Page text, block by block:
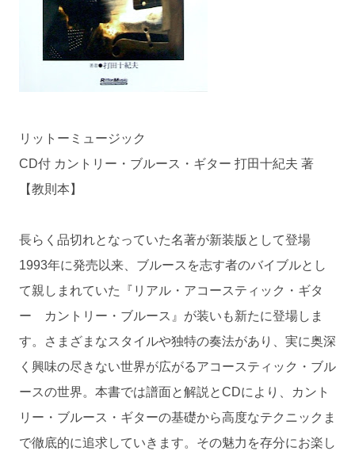
リットーミュージック
CD付 カントリー・ブルース・ギター 打田十紀夫 著
【教則本】
長らく品切れとなっていた名著が新装版として登場
1993年に発売以来、ブルースを志す者のバイブルとし
て親しまれていた『リアル・アコースティック・ギタ
ー カントリー・ブルース』が装いも新たに登場しま
す。さまざまなスタイルや独特の奏法があり、実に奥深
く興味の尽きない世界が広がるアコースティック・ブル
ースの世界。本書では譜面と解説とCDにより、カント
リー・ブルース・ギターの基礎から高度なテクニックま
で徹底的に追求していきます。その魅力を存分にお楽し